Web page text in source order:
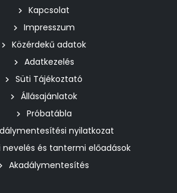
Kapcsolat
Impresszum
Közérdekű adatok
Adatkezelés
Süti Tájékoztató
Állásajánlatok
Próbatábla
nyilatkozat
nevelés és tantermi előadások
Akadálymentesítés